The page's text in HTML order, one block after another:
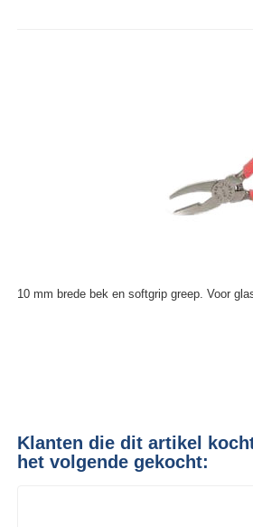
10 mm brede bek en softgrip greep. Voor
Klanten die dit artikel
het volgende gekocht: